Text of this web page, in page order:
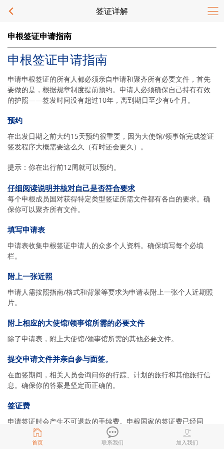
签证详解
首页 联系我们 加入我们
申根签证申请指南
申根签证申请指南
申请申根签证的所有人都必须亲自申请和聚齐所有必要文件，首先
要做的是，根据规章制度提前预约。申请人必须确保自己持有有效
的护照——签发时间没有超过10年，离到期日至少有6个月。
预约
在出发日期之前大约15天预约很重要，因为大使馆/领事馆完成签证
签发程序大概需要这么久（有时还会更久）。
提示：你在出行前12周就可以预约。
仔细阅读说明并核对自己是否符合要求
每个申根成员国对获得特定类型签证所需文件都有各自的要求。确
保你可以聚齐所有文件。
填写申请表
申请表收集申根签证申请人的众多个人资料。确保填写每个必填
栏。
附上一张近照
申请人需按照指南/格式和背景等要求为申请表附上一张个人近期照
片。
附上相应的大使馆/领事馆所需的必要文件
除了申请表，附上大使馆/领事馆所需的其他必要文件。
提交申请文件并亲自参与面签。
在面签期间，相关人员会询问你的行踪、计划的旅行和其他旅行信
息。确保你的答案是坚定而正确的。
签证费
申请签证时会产生不可退款的手续费。申根国家的签证费已经同
步。费用详情可以从目的地国家的特定大使馆/领事馆获取。